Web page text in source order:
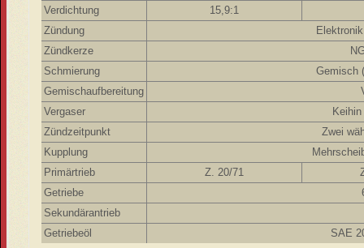
Verdichtung
15,9:1
Zündung
Zündkerze
Schmierung
Gemisch
Gemischaufbereitung
Vergaser
Zündzeitpunkt
Zwei
Kupplung
Primärtrieb
Z. 20/71
Getriebe
Sekundärantrieb
Getriebeöl
SAE